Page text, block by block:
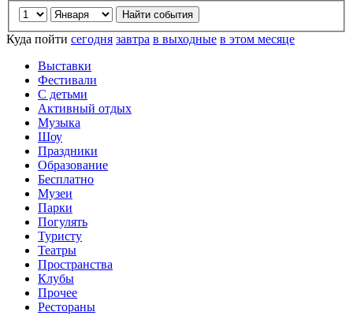
Куда пойти сегодня завтра в выходные в этом месяце
Выставки
Фестивали
С детьми
Активный отдых
Музыка
Шоу
Праздники
Образование
Бесплатно
Музеи
Парки
Погулять
Туристу
Театры
Пространства
Клубы
Прочее
Рестораны